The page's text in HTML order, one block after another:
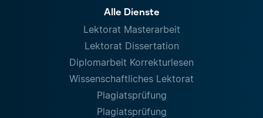
Alle Dienste
Lektorat Masterarbeit
Lektorat Dissertation
Diplomarbeit Korrekturlesen
Wissenschaftliches Lektorat
Plagiatsprüfung
Plagiatsprüfung